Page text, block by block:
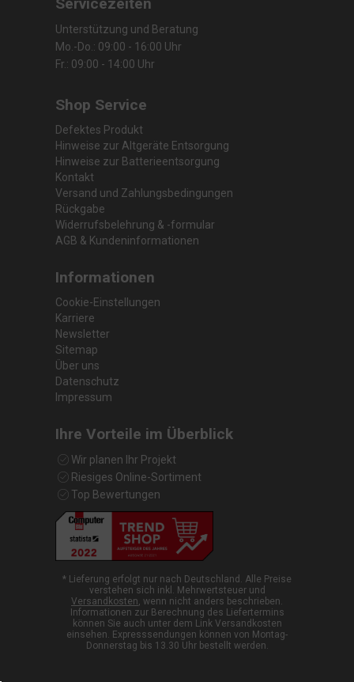
Unterstützung und Beratung
Mo.-Do.: 09:00 - 16:00 Uhr
Fr.: 09:00 - 14:00 Uhr
Shop Service
Defektes Produkt
Hinweise zur Altgeräte Entsorgung
Hinweise zur Batterieentsorgung
Kontakt
Versand und Zahlungsbedingungen
Rückgabe
Widerrufsbelehrung & -formular
AGB & Kundeninformationen
Informationen
Cookie-Einstellungen
Karriere
Newsletter
Sitemap
Über uns
Datenschutz
Impressum
Ihre Vorteile im Überblick
Wir planen Ihr Projekt
Riesiges Online-Sortiment
Top Bewertungen
* Lieferung erfolgt nur nach Deutschland. Alle Preise
verstehen sich inkl. Mehrwertsteuer und
Versandkosten, wenn nicht anders beschrieben.
Informationen zur Berechnung des Liefertermins
können Sie auch unter dem Link Versandkosten
einsehen. Expresssendungen können von Montag-
Donnerstag bis 13.30 Uhr bestellt werden.